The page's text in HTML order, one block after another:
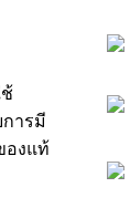
ารมี
องแท้